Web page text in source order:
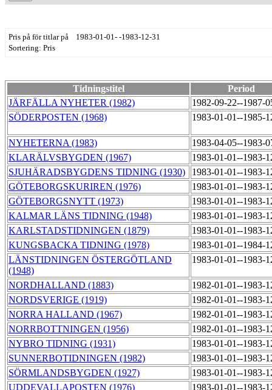
Pris på för titlar på 1983-01-01- -1983-12-31
Sortering: Pris
Tidningstitel
Period
JÄRFÄLLA NYHETER (1982)
1982-09-22--1987-
SÖDERPOSTEN (1968)
1983-01-01--1985-
NYHETERNA (1983)
1983-04-05--1983-
KLARÄLVSBYGDEN (1967)
1983-01-01--1983-
SJUHÄRADSBYGDENS TIDNING (1930)
1983-01-01--1983-
GÖTEBORGSKURIREN (1976)
1983-01-01--1983-
GÖTEBORGSNYTT (1973)
1983-01-01--1983-
KALMAR LÄNS TIDNING (1948)
1983-01-01--1983-
KARLSTADSTIDNINGEN (1879)
1983-01-01--1983-
KUNGSBACKA TIDNING (1978)
1983-01-01--1984-
LÄNSTIDNINGEN ÖSTERGÖTLAND
(1948)
1983-01-01--1983-
NORDHALLAND (1883)
1982-01-01--1983-
NORDSVERIGE (1919)
1982-01-01--1983-
NORRA HALLAND (1967)
1982-01-01--1983-
NORRBOTTNINGEN (1956)
1982-01-01--1983-
NYBRO TIDNING (1931)
1983-01-01--1983-
SUNNERBOTIDNINGEN (1982)
1983-01-01--1983-
SÖRMLANDSBYGDEN (1927)
1983-01-01--1983-
UDDEVALLAPOSTEN (1976)
1983-01-01--1983-